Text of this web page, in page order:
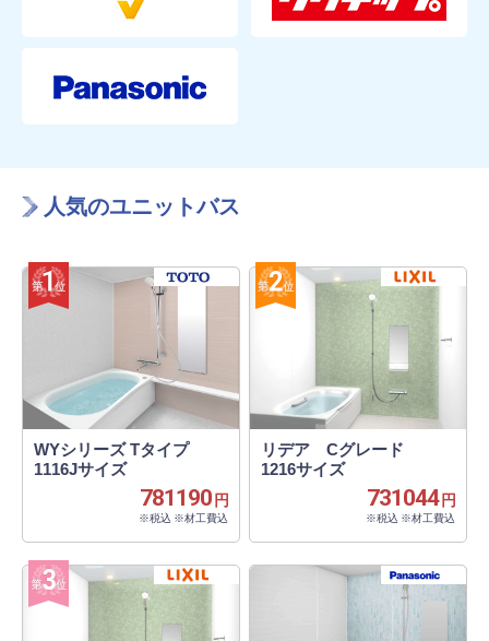
人気のユニットバス
WYシリーズ Tタイプ
1116Jサイズ
781190 円
※税込 ※材工費込
リデア Cグレード
1216サイズ
731044 円
※税込 ※材工費込